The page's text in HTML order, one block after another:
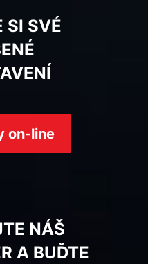
SI SVÉ
on-line
NÁŠ
A BUĎTE